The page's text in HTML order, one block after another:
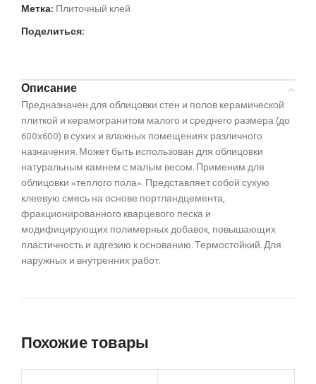
Метка: Плиточный клей
Поделиться:
Описание
Предназначен для облицовки стен и полов керамической
плиткой и керамогранитом малого и среднего размера (до
600х600) в сухих и влажных помещениях различного
назначения. Может быть использован для облицовки
натуральным камнем с малым весом. Применим для
облицовки «теплого пола». Представляет собой сухую
клеевую смесь на основе портландцемента,
фракционированного кварцевого песка и
модифицирующих полимерных добавок, повышающих
пластичность и адгезию к основанию. Термостойкий. Для
наружных и внутренних работ.
Похожие товары